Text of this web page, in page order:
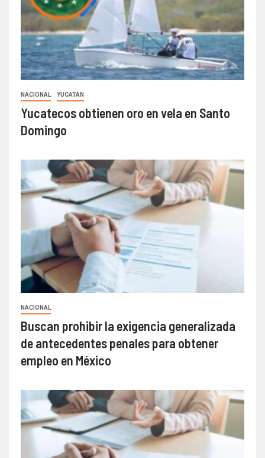
NACIONAL YUCATÁN
Yucatecos obtienen oro en vela en Santo
Domingo
NACIONAL
Buscan prohibir la exigencia generalizada
de antecedentes penales para obtener
empleo en México